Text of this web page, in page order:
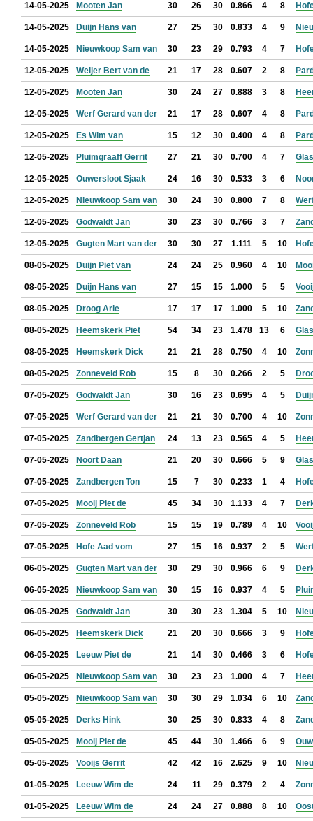
14-05-2025 Mooten Jan 30 26 30 0.866 4 8
14-05-2025 Duijn Hans van 27 25 30 0.833 4 9
14-05-2025 Nieuwkoop Sam van 30 23 29 0.793 4 7
12-05-2025 Weijer Bert van de 21 17 28 0.607 2 8
12-05-2025 Mooten Jan 30 24 27 0.888 3 8
12-05-2025 Werf Gerard van der 21 17 28 0.607 4 8
12-05-2025 Es Wim van 15 12 30 0.400 4 8
12-05-2025 Pluimgraaff Gerrit 27 21 30 0.700 4 7
12-05-2025 Ouwersloot Sjaak 24 16 30 0.533 3 6
12-05-2025 Nieuwkoop Sam van 30 24 30 0.800 7 8
12-05-2025 Godwaldt Jan 30 23 30 0.766 3 7
12-05-2025 Gugten Mart van der 30 30 27 1.111 5 10
08-05-2025 Duijn Piet van 24 24 25 0.960 4 10
08-05-2025 Duijn Hans van 27 15 15 1.000 5 5
08-05-2025 Droog Arie 17 17 17 1.000 5 10
08-05-2025 Heemskerk Piet 54 34 23 1.478 13 6
08-05-2025 Heemskerk Dick 21 21 28 0.750 4 10
08-05-2025 Zonneveld Rob 15 8 30 0.266 2 5
07-05-2025 Godwaldt Jan 30 16 23 0.695 4 5
07-05-2025 Werf Gerard van der 21 21 30 0.700 4 10
07-05-2025 Zandbergen Gertjan 24 13 23 0.565 4 5
07-05-2025 Noort Daan 21 20 30 0.666 5 9
07-05-2025 Zandbergen Ton 15 7 30 0.233 1 4
07-05-2025 Mooij Piet de 45 34 30 1.133 4 7
07-05-2025 Zonneveld Rob 15 15 19 0.789 4 10
07-05-2025 Hofe Aad vom 27 15 16 0.937 2 5
06-05-2025 Gugten Mart van der 30 29 30 0.966 6 9
06-05-2025 Nieuwkoop Sam van 30 15 16 0.937 4 5
06-05-2025 Godwaldt Jan 30 30 23 1.304 5 10
06-05-2025 Heemskerk Dick 21 20 30 0.666 3 9
06-05-2025 Leeuw Piet de 21 14 30 0.466 3 6
06-05-2025 Nieuwkoop Sam van 30 23 23 1.000 4 7
05-05-2025 Nieuwkoop Sam van 30 30 29 1.034 6 10
05-05-2025 Derks Hink 30 25 30 0.833 4 8
05-05-2025 Mooij Piet de 45 44 30 1.466 6 9
05-05-2025 Vooijs Gerrit 42 42 16 2.625 9 10
01-05-2025 Leeuw Wim de 24 11 29 0.379 2 4
01-05-2025 Leeuw Wim de 24 24 27 0.888 8 10